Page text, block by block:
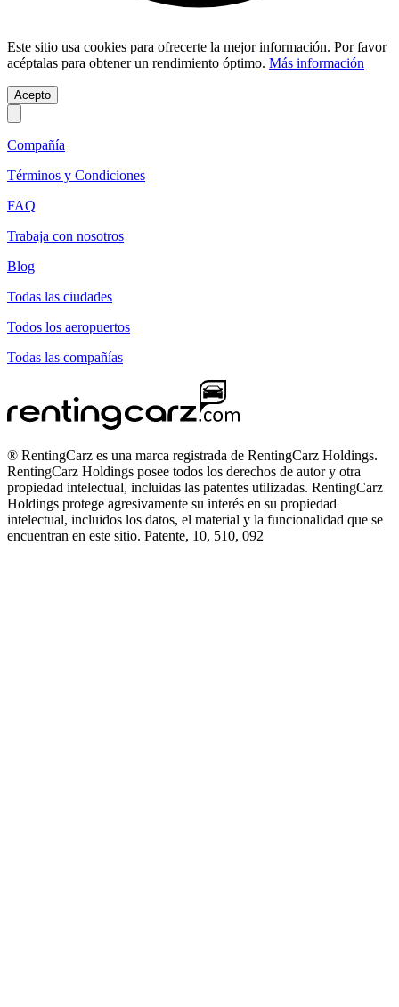
Este sitio usa cookies para ofrecerte la mejor información. Por favor
acéptalas para obtener un rendimiento óptimo. Más información
Acepto
Compañía
Términos y Condiciones
FAQ
Trabaja con nosotros
Blog
Todas las ciudades
Todos los aeropuertos
Todas las compañías
® RentingCarz es una marca registrada de RentingCarz Holdings.
RentingCarz Holdings posee todos los derechos de autor y otra
propiedad intelectual, incluidas las patentes utilizadas. RentingCarz
Holdings protege agresivamente su interés en su propiedad
intelectual, incluidos los datos, el material y la funcionalidad que se
encuentran en este sitio. Patente, 10, 510, 092